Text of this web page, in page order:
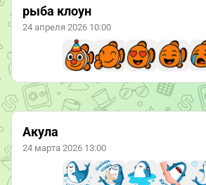
рыба клоун
24 апреля 2026 10:00
Акула
24 марта 2026 13:00